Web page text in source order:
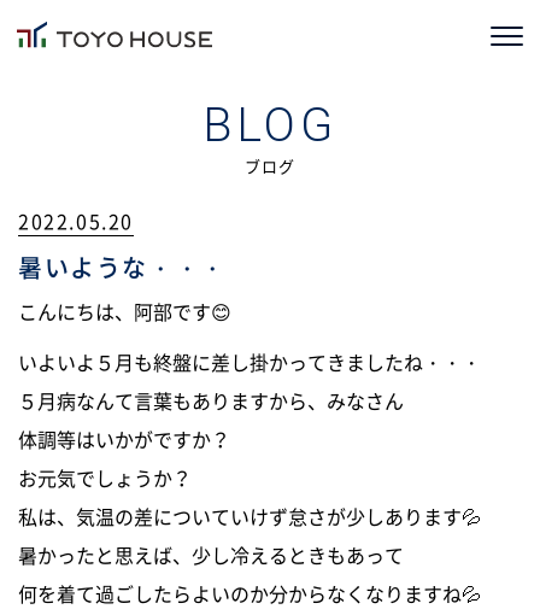
TOYOHOUSEの家づくり
施工事例
会社情報
ブログ
ニュース
営業時間／9：00〜17：30
BLOG
ブログ
2022.05.20
暑いような・・・
こんにちは、阿部です😊
いよいよ５月も終盤に差し掛かってきましたね・・・
５月病なんて言葉もありますから、みなさん
体調等はいかがですか？
お元気でしょうか？
私は、気温の差についていけず怠さが少しあります💦
暑かったと思えば、少し冷えるときもあって
何を着て過ごしたらよいのか分からなくなりますね💦